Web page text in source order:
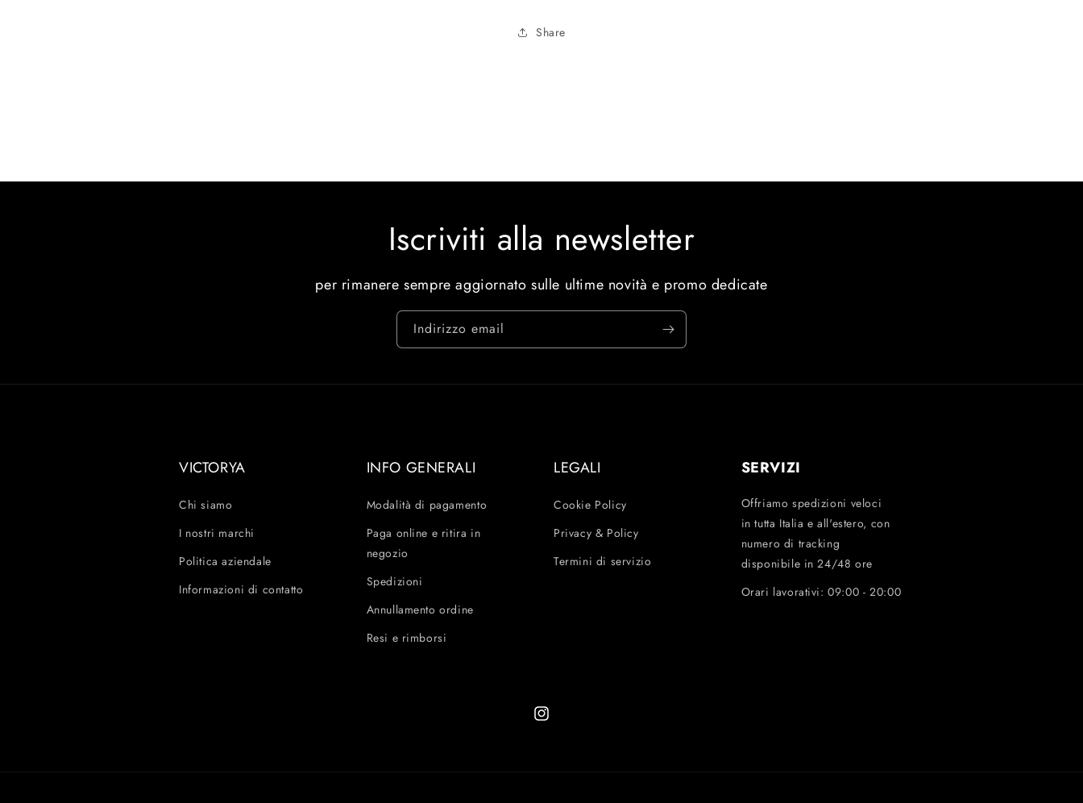
Share
Iscriviti alla newsletter
per rimanere sempre aggiornato sulle ultime novità e promo dedicate
Indirizzo email
VICTORYA
Chi siamo
I nostri marchi
Politica aziendale
Informazioni di contatto
INFO GENERALI
Modalità di pagamento
Paga online e ritira in
negozio
Spedizioni
Annullamento ordine
Resi e rimborsi
LEGALI
Cookie Policy
Privacy & Policy
Termini di servizio
SERVIZI
Offriamo spedizioni veloci
in tutta Italia e all'estero, con
numero di tracking
disponibile in 24/48 ore
Orari lavorativi: 09:00 - 20:00
Instagram